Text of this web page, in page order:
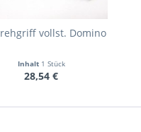
vollst. Domino
Inhalt 1 Stück
28,54 €